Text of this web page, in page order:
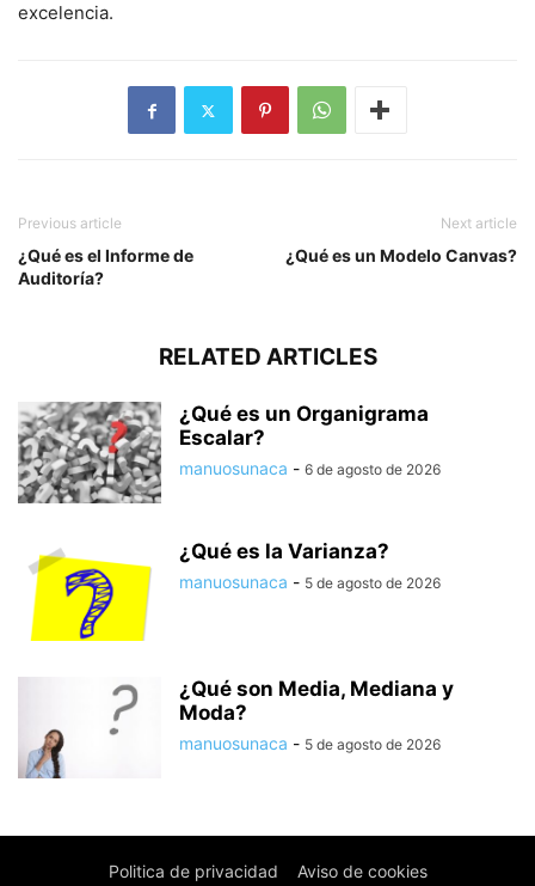
excelencia.
Previous article
¿Qué es el Informe de
Auditoría?
Next article
¿Qué es un Modelo Canvas?
RELATED ARTICLES
¿Qué es un Organigrama
Escalar?
manuosunaca - 6 de agosto de 2026
¿Qué es la Varianza?
manuosunaca - 5 de agosto de 2026
¿Qué son Media, Mediana y
Moda?
manuosunaca - 5 de agosto de 2026
Politica de privacidad Aviso de cookies